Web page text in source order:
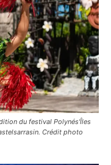
du festival Polynés'Îles
Crédit photo